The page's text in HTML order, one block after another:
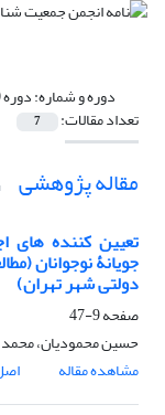
دوره و شماره:دوره 10، شماره 20، مهر 1394، صفحه 1-222
تعداد مقالات: 7
مقاله پژوهشی
تعیین‏ کننده ‏های
دولتی شهر تهران)
صفحه9-47
حسین محمودیان، محمد
مشاهده مقاله